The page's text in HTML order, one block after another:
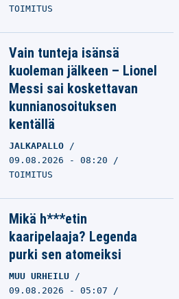
TOIMITUS
Vain tunteja isänsä
kuoleman jälkeen – Lionel
Messi sai koskettavan
kunnianosoituksen
kentällä
JALKAPALLO
09.08.2026 - 08:20
TOIMITUS
Mikä h***etin
kaaripelaaja? Legenda
purki sen atomeiksi
MUU URHEILU
09.08.2026 - 05:07